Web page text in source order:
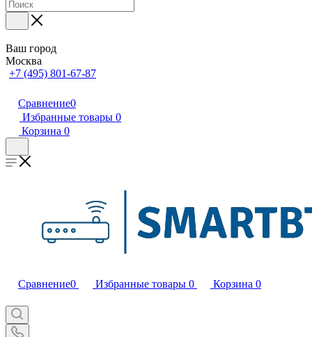
Ваш город
Москва
+7 (495) 801-67-87
Сравнение0
Избранные товары 0
Корзина 0
Сравнение0 Избранные товары 0 Корзина 0